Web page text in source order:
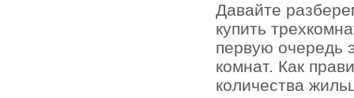
Давайте
купить
первую очередь
комнат. Как
количества